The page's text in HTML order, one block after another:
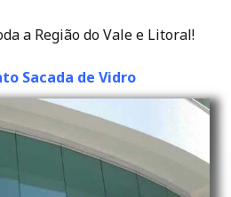
a Região do Vale e Litoral!
Sacada de Vidro